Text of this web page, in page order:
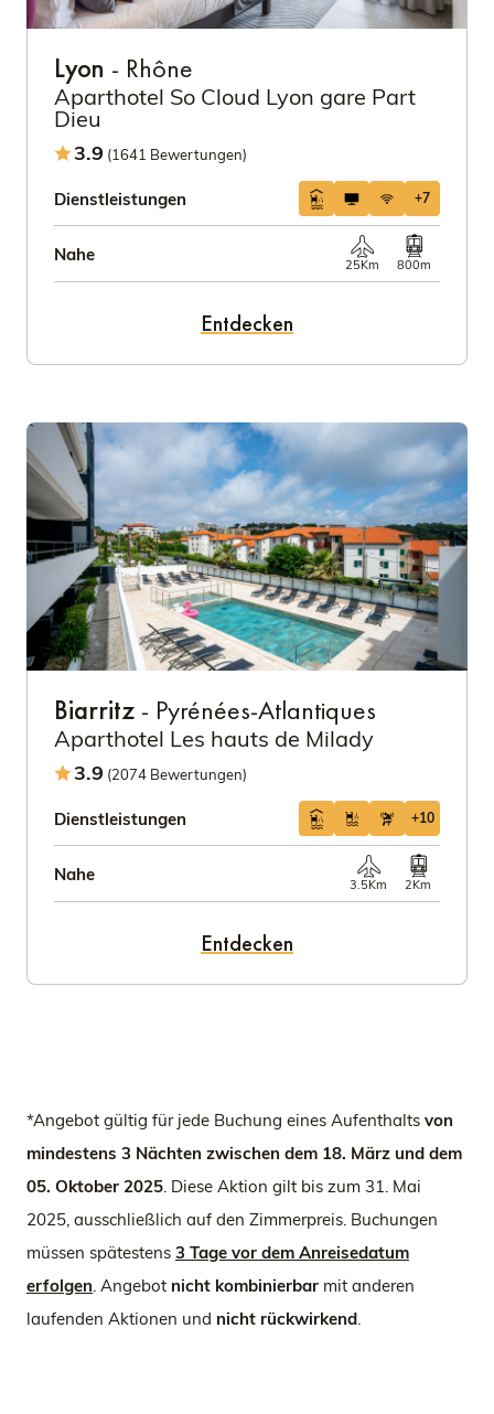
Lyon - Rhône
Aparthotel So Cloud Lyon gare Part
Dieu
3.9 (1641 Bewertungen)
Dienstleistungen +7
Nahe
25Km 800m
Entdecken
Biarritz - Pyrénées-Atlantiques
Aparthotel Les hauts de Milady
3.9 (2074 Bewertungen)
Dienstleistungen +10
Nahe
3.5Km 2Km
Entdecken
*Angebot gültig für jede Buchung eines Aufenthalts von
mindestens 3 Nächten zwischen dem 18. März und dem
05. Oktober 2025. Diese Aktion gilt bis zum 31. Mai
2025, ausschließlich auf den Zimmerpreis. Buchungen
müssen spätestens 3 Tage vor dem Anreisedatum
erfolgen. Angebot nicht kombinierbar mit anderen
laufenden Aktionen und nicht rückwirkend.